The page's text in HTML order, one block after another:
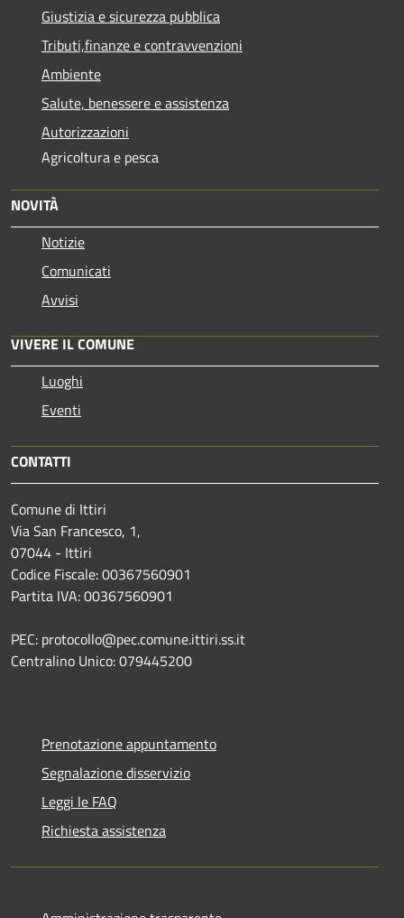
Giustizia e sicurezza pubblica
Tributi,finanze e contravvenzioni
Ambiente
Salute, benessere e assistenza
Autorizzazioni
Agricoltura e pesca
NOVITÀ
Notizie
Comunicati
Avvisi
VIVERE IL COMUNE
Luoghi
Eventi
CONTATTI
Comune di Ittiri
Via San Francesco, 1,
07044 - Ittiri
Codice Fiscale: 00367560901
Partita IVA: 00367560901
PEC: protocollo@pec.comune.ittiri.ss.it
Centralino Unico: 079445200
Prenotazione appuntamento
Segnalazione disservizio
Leggi le FAQ
Richiesta assistenza